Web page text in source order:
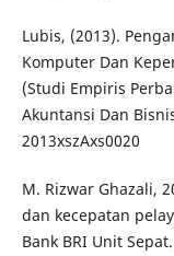
Lubis, (2013).
Komputer Dan
(Studi Empiris
Akuntansi Dan
2013xszAxs0020
M. Rizwar Ghazali,
dan kecepatan
Bank BRI Unit